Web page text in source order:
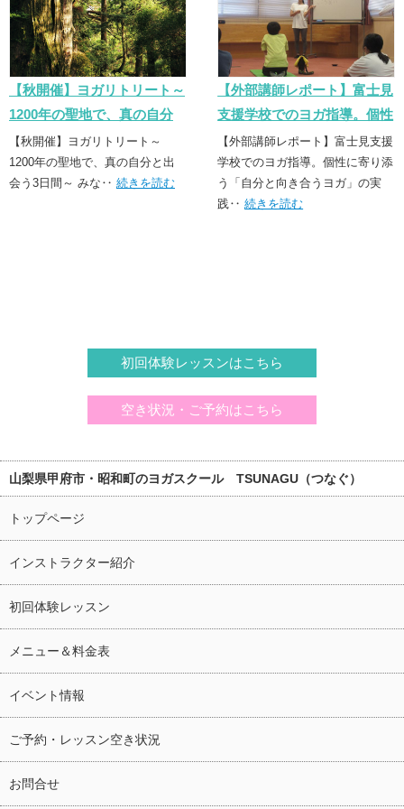
【秋開催】ヨガリトリート～
1200年の聖地で、真の自分
と出会う3日間～
【秋開催】ヨガリトリート～
1200年の聖地で、真の自分と出
会う3日間～ みな‥ 続きを読む
【外部講師レポート】富士見
支援学校でのヨガ指導。個性
に寄り添う「誠実なヨガ」の
実践
【外部講師レポート】富士見支援
学校でのヨガ指導。個性に寄り添
う「自分と向き合うヨガ」の実
践‥続きを読む
初回体験レッスンはこちら
空き状況・ご予約はこちら
山梨県甲府市・昭和町のヨガスクール TSUNAGU（つなぐ）
トップページ
インストラクター紹介
初回体験レッスン
メニュー＆料金表
イベント情報
ご予約・レッスン空き状況
お問合せ